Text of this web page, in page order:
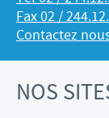
Fax 02 /
Contactez
NOS